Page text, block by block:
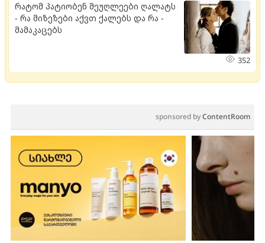
რატომ პატიობენ მეუღლეები ღალატს
- რა მიზეზები აქვთ ქალებს და რა -
მამაკაცებს
352
sponsored byContentRoom